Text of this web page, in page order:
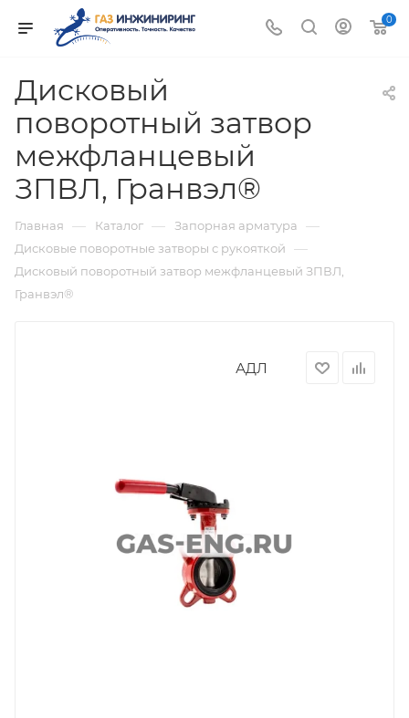
0
Дисковый
поворотный затвор
межфланцевый
ЗПВЛ, Гранвэл®
Главная — Каталог — Запорная арматура —
Дисковые поворотные затворы с рукояткой —
Дисковый поворотный затвор межфланцевый ЗПВЛ,
Гранвэл®
АДЛ